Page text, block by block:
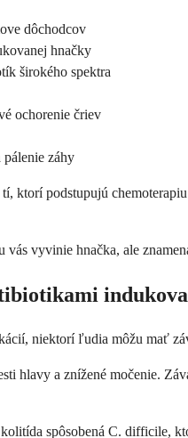
dôchodcov
hnačky
širokého spektra
ochorenie čriev
záhy
ktorí podstupujú
vyvinie hnačka, ale
niektorí ľudia môžu mať
hlavy a znížené močenie.
spôsobená C. difficile,